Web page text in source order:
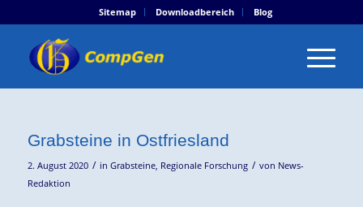
Sitemap Downloadbereich Blog
Grabsteine in Ostfriesland
2. August 2020 / in Grabsteine, Regionale Forschung / von News-
Redaktion